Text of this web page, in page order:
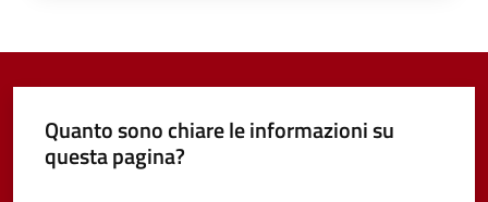
Quanto sono chiare le informazioni su
questa pagina?